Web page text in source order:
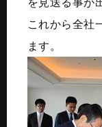
これから全社
ます。